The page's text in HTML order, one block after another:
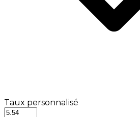
Taux personnalisé